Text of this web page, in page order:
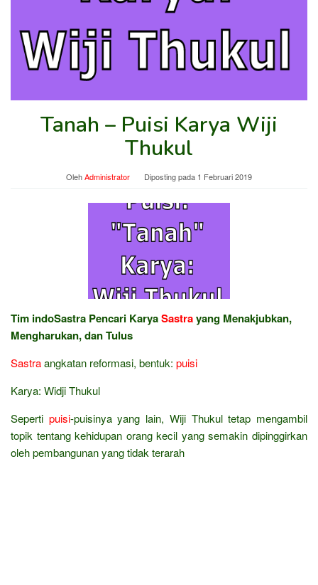
Tanah – Puisi Karya Wiji
Thukul
OlehAdministrator Diposting pada 1 Februari 2019
Tim indoSastra Pencari KaryaSastrayang Menakjubkan,
Mengharukan, dan Tulus
Sastraangkatan reformasi, bentuk: puisi
Karya: Widji Thukul
Seperti puisi-puisinya yang lain, Wiji Thukul tetap mengambil
topik tentang kehidupan orang kecil yang semakin dipinggirkan
oleh pembangunan yang tidak terarah